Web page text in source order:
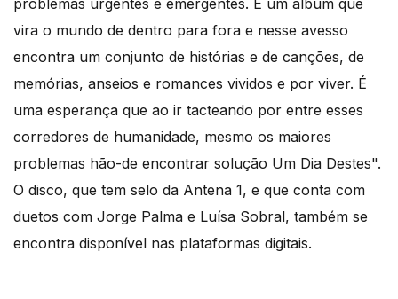
problemas urgentes e emergentes. É um álbum que
vira o mundo de dentro para fora e nesse avesso
encontra um conjunto de histórias e de canções, de
memórias, anseios e romances vividos e por viver. É
uma esperança que ao ir tacteando por entre esses
corredores de humanidade, mesmo os maiores
problemas hão-de encontrar solução Um Dia Destes".
O disco, que tem selo da Antena 1, e que conta com
duetos com Jorge Palma e Luísa Sobral, também se
encontra disponível nas plataformas digitais.